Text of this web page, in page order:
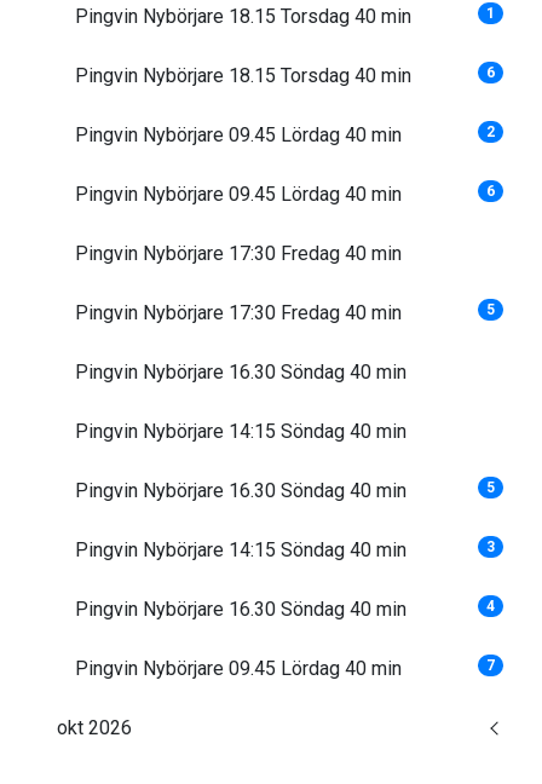
Pingvin Nybörjare 18.15 Torsdag 40 min 1
Pingvin Nybörjare 18.15 Torsdag 40 min 6
Pingvin Nybörjare 09.45 Lördag 40 min 2
Pingvin Nybörjare 09.45 Lördag 40 min 6
Pingvin Nybörjare 17:30 Fredag 40 min
Pingvin Nybörjare 17:30 Fredag 40 min 5
Pingvin Nybörjare 16.30 Söndag 40 min
Pingvin Nybörjare 14:15 Söndag 40 min
Pingvin Nybörjare 16.30 Söndag 40 min 5
Pingvin Nybörjare 14:15 Söndag 40 min 3
Pingvin Nybörjare 16.30 Söndag 40 min 4
Pingvin Nybörjare 09.45 Lördag 40 min 7
okt 2026